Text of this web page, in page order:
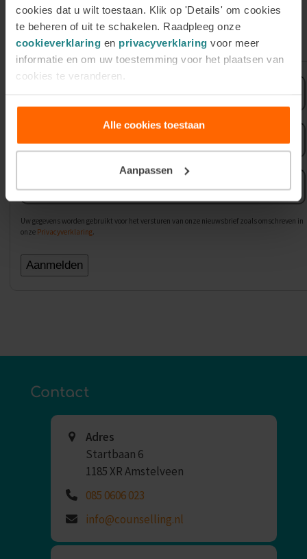
cookies dat u wilt toestaan. Klik op 'Details' om cookies
te beheren of uit te schakelen. Raadpleeg onze
cookieverklaring en privacyverklaring voor meer
informatie en om uw toestemming voor het plaatsen van
cookies te veranderen.
Alle cookies toestaan
Aanpassen
Meld je aan voor de nieuwsbrief
Voornaam
mailadres
Uw gegevens worden gebruikt voor het versturen van onze nieuwsbrief zoals omschreven in
onze Privacyverklaring.
Contact
Adres
Startbaan 6
1185 XR Amstelveen
085 0606 023
info@counselling.nl